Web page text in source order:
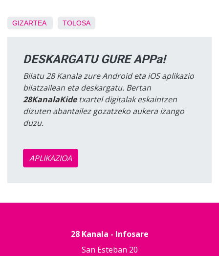
GIZARTEA TOLOSA
DESKARGATU GURE APPa!
Bilatu 28 Kanala zure Android eta iOS aplikazio
bilatzailean eta deskargatu. Bertan
28KanalaKidetxartel digitalak eskaintzen
dizuten abantailez gozatzeko aukera izango
duzu.
APLIKAZIOA
28 Kanala - Infosare
San Esteban 20